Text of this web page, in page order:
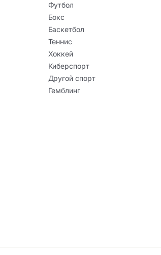
Футбол
Бокс
Баскетбол
Теннис
Хоккей
Киберспорт
Другой спорт
Гемблинг